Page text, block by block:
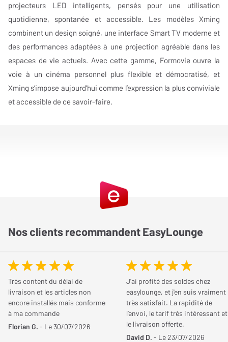
projecteurs LED intelligents, pensés pour une utilisation
quotidienne, spontanée et accessible. Les modèles Xming
combinent un design soigné, une interface Smart TV moderne et
des performances adaptées à une projection agréable dans les
espaces de vie actuels. Avec cette gamme, Formovie ouvre la
voie à un cinéma personnel plus flexible et démocratisé, et
Xming s’impose aujourd’hui comme l’expression la plus conviviale
et accessible de ce savoir-faire.
Nos clients recommandent EasyLounge
Très content du délai de
livraison et les articles non
encore installés mais conforme
à ma commande
Florian G. - Le 30/07/2026
J'ai profité des soldes chez
easylounge, et j'en suis vraiment
très satisfait. La rapidité de
l’envoi, le tarif très intéressant et
le livraison offerte.
David D. - Le 23/07/2026